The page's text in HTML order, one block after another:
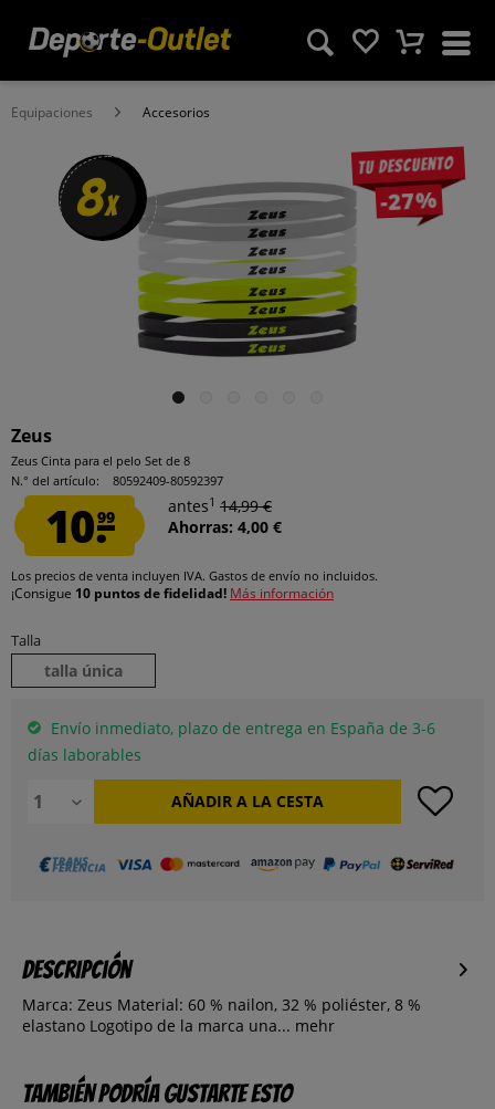
Equipaciones Accesorios
Tu descuento
-27%
8x
Zeus
Zeus Cinta para el pelo Set de 8
N.° del artículo:
80592409-80592397
10.99
antes1 14,99 €
Ahorras: 4,00 €
Los precios de venta incluyen IVA. Gastos de envío no incluidos.
¡Consigue 10 puntos de fidelidad! Más información
Talla
talla única
Envío inmediato, plazo de entrega en España de 3-6
días laborables
AÑADIR A LA CESTA
Descripción
Marca: Zeus Material: 60 % nailon, 32 % poliéster, 8 %
elastano Logotipo de la marca una... mehr
También podría gustarte esto